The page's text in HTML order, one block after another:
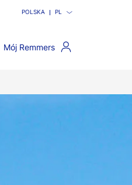
POLSKA PL
Mój Remmers